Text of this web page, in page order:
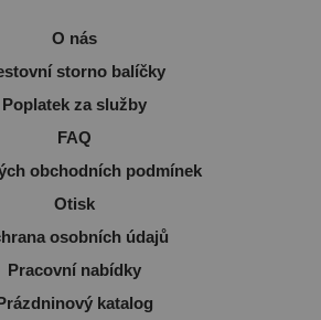
O nás
storno balíčky
Poplatek za služby
FAQ
obchodních podmínek
Otisk
osobních údajů
Pracovní nabídky
katalog